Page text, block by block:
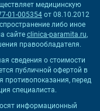
медицинскую
01-005354 от 08.10.2012
либо иное
сайте clinica-paramita.ru,
правообладателя.
сведения о стоимости
публичной офертой в
противопоказания, перед
специалиста.
информационный